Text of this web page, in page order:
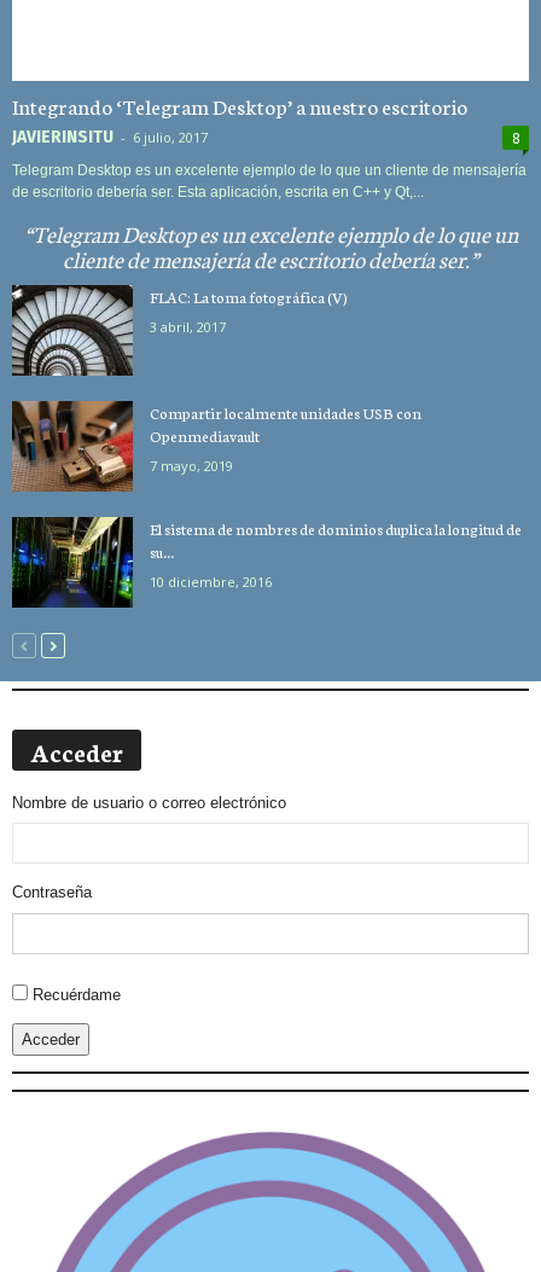
Integrando ‘Telegram Desktop’ a nuestro escritorio
JAVIERINSITU - 6 julio, 2017 8
Telegram Desktop es un excelente ejemplo de lo que un cliente de mensajería
de escritorio debería ser. Esta aplicación, escrita en C++ y Qt,...
Telegram Desktop es un excelente ejemplo de lo que un
cliente de mensajería de escritorio debería ser.
FLAC: La toma fotográfica (V)
3 abril, 2017
Compartir localmente unidades USB con
Openmediavault
7 mayo, 2019
El sistema de nombres de dominios duplica la longitud de
su...
10 diciembre, 2016
Acceder
Nombre de usuario o correo electrónico
Contraseña
Alternative:
Recuérdame
Acceder